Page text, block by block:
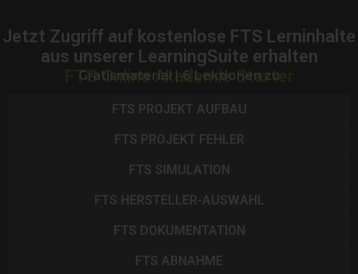
Jetzt Zugriff auf kostenlose FTS Lerninhalte
aus unserer LearningSuite erhalten
FTS Online Akademie Starter
Gratismaterial | 6 Lektionen zu
FTS PROJEKT AUFBAU
FTS PROJEKT FEHLER
FTS SIMULATION
FTS HERSTELLER-AUSWAHL
FTS DOKUMENTATION
FTS ABNAHME